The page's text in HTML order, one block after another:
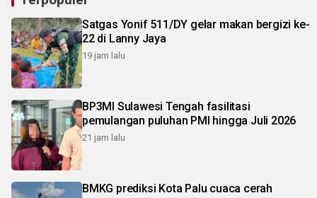
Satgas Yonif 511/DY gelar makan bergizi ke-
22 di Lanny Jaya
19 jam lalu
BP3MI Sulawesi Tengah fasilitasi
pemulangan puluhan PMI hingga Juli 2026
21 jam lalu
BMKG prediksi Kota Palu cuaca cerah